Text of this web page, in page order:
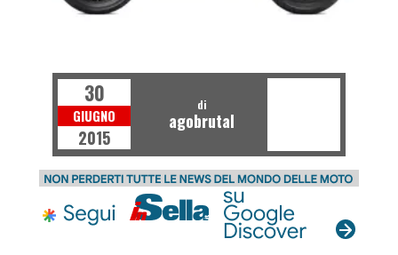
30
GIUGNO
2015
di
agobrutal